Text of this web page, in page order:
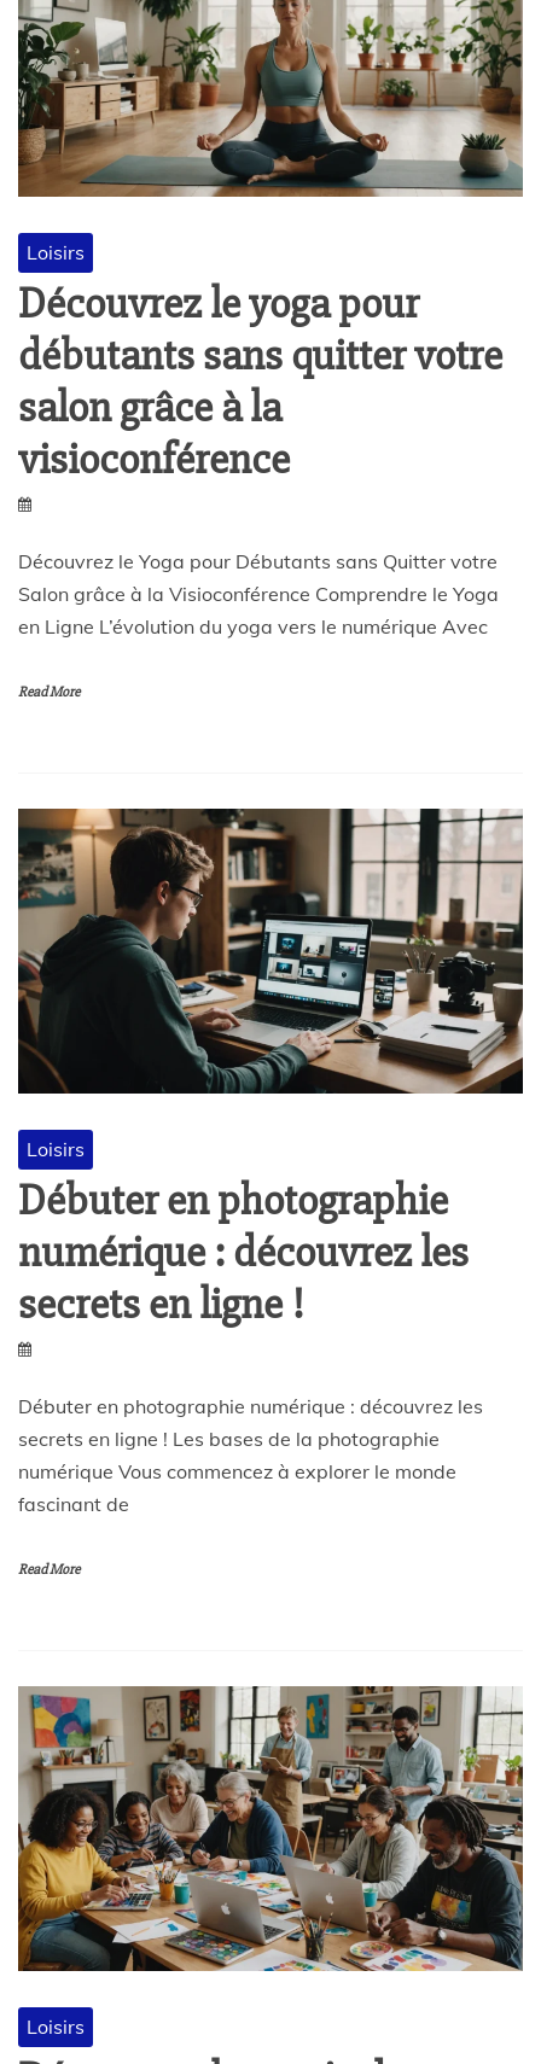
Loisirs
Découvrez le yoga pour
débutants sans quitter votre
salon grâce à la
visioconférence
Découvrez le Yoga pour Débutants sans Quitter votre
Salon grâce à la Visioconférence Comprendre le Yoga
en Ligne L’évolution du yoga vers le numérique Avec
Read More
Loisirs
Débuter en photographie
numérique : découvrez les
secrets en ligne !
Débuter en photographie numérique : découvrez les
secrets en ligne ! Les bases de la photographie
numérique Vous commencez à explorer le monde
fascinant de
Read More
Loisirs